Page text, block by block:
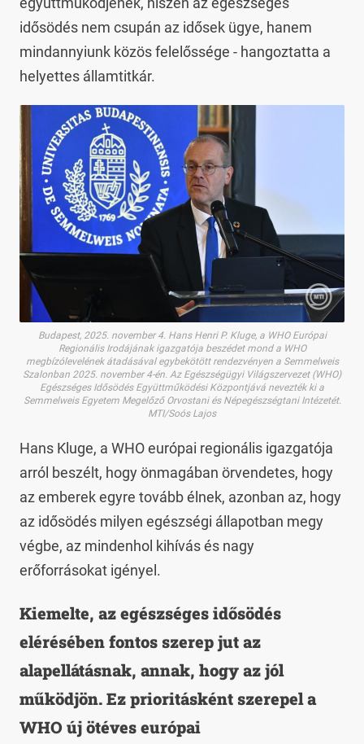
idősödés nem csupán az idősek ügye, hanem
mindannyiunk közös felelőssége - hangoztatta a
helyettes államtitkár.
Budapest, 2025. november 4. Hans Henri P. Kluge, a WHO Európai
Regionális Irodájának igazgatója beszédet mond a WHO
megbízólevelének átadásával egybekötött rendezvényen a Semmelweis
Szalonban 2025. november 4-én. Az Egészségügyi Világszervezet (WHO)
Egészséges Idősödés Együttműködési Központjává nevezték ki a
Semmelweis Egyetem Megelőző Orvostani és Népegészségtani Intézetét.
MTI/Soós Lajos
Hans Kluge, a WHO európai regionális igazgatója
arról beszélt, hogy önmagában örvendetes, hogy
az emberek egyre tovább élnek, azonban az, hogy
az idősödés milyen egészségi állapotban megy
végbe, az mindenhol kihívás és nagy
erőforrásokat igényel.
Kiemelte, az egészséges idősödés
elérésében fontos szerep jut az
alapellátásnak, annak, hogy az jól
működjön. Ez prioritásként szerepel a
WHO új ötéves európai